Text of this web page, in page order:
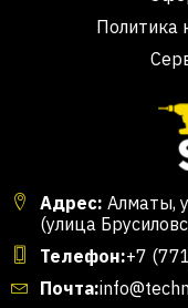
Политика
Адрес: Алматы,
(улица
Телефон:+7
Почта: